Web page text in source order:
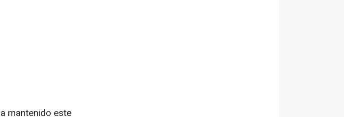
mantenido este